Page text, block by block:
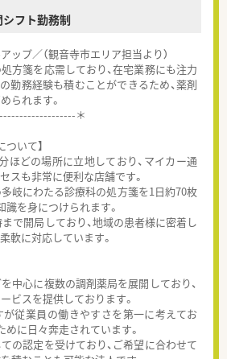
フト勤務制
ップ／（観音寺市エリア担当より）
方箋を応需しており、在宅業務にも注力
勤務経験も積むことができるため、薬剤
られます。
＊
ついて】
どの場所に立地しており、マイカー通
スも非常に便利な店舗です。
岐にわたる診療科の処方箋を1日約70枚
識を身につけられます。
で開局しており、地域の患者様に密着し
軟に対応しています。
中心に複数の調剤薬局を展開しており、
ビスを提供しております。
従業員の働きやすさを第一に考えてお
めに日々奔走されています。
の認定を受けており、ご希望に合わせて